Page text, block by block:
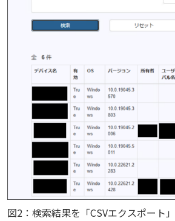
図2：検索結果を「CSVエクスポート